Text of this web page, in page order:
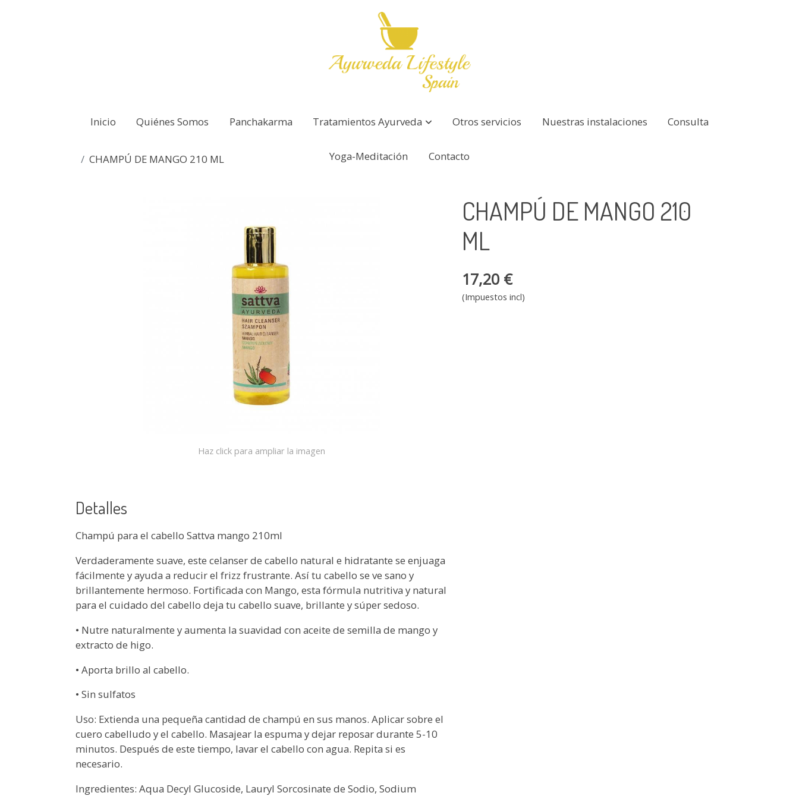
Inicio Quiénes Somos Panchakarma Tratamientos Ayurveda Otros servicios Nuestras instalaciones Consulta
Yoga-Meditación Contacto
CHAMPÚ DE MANGO 210 ML
Haz click para ampliar la imagen
Detalles
Champú para el cabello Sattva mango 210ml
Verdaderamente suave, este celanser de cabello natural e hidratante se enjuaga
fácilmente y ayuda a reducir el frizz frustrante. Así tu cabello se ve sano y
brillantemente hermoso. Fortificada con Mango, esta fórmula nutritiva y natural
para el cuidado del cabello deja tu cabello suave, brillante y súper sedoso.
• Nutre naturalmente y aumenta la suavidad con aceite de semilla de mango y
extracto de higo.
• Aporta brillo al cabello.
• Sin sulfatos
Uso: Extienda una pequeña cantidad de champú en sus manos. Aplicar sobre el
cuero cabelludo y el cabello. Masajear la espuma y dejar reposar durante 5-10
minutos. Después de este tiempo, lavar el cabello con agua. Repita si es
necesario.
Ingredientes: Aqua Decyl Glucoside, Lauryl Sorcosinate de Sodio, Sodium
CHAMPÚ DE MANGO 210
ML
17,20 €
(Impuestos incl)